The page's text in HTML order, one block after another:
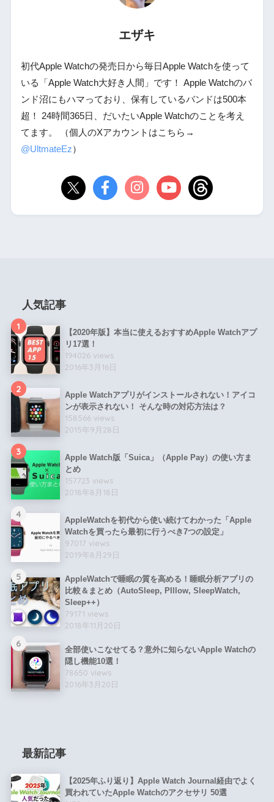
エザキ
初代Apple Watchの発売日から毎日Apple Watchを使って
いる「Apple Watch大好き人間」です！ Apple Watchのバ
ンド沼にもハマっており、保有しているバンドは500本
超！ 24時間365日、だいたいApple Watchのことを考え
てます。 （個人のXアカウントはこちら→
@UltmateEz）
人気記事
1
【2020年版】本当に使えるおすすめApple Watchアプ
リ17選！
194026 views
2016年3月16日
2
Apple Watchアプリがインストールされない！アイコ
ンが表示されない！ そんな時の対応方法は？
158566 views
2015年9月28日
3
Apple Watch版「Suica」（Apple Pay）の使い方ま
とめ
157723 views
2018年8月18日
4
AppleWatchを初代から使い続けてわかった「Apple
Watchを買ったら最初に行うべき7つの設定」
97017 views
2019年8月29日
5
AppleWatchで睡眠の質を高める！睡眠分析アプリの
比較＆まとめ（AutoSleep, PIllow, SleepWatch,
Sleep++）
79171 views
2018年11月20日
6
全部使いこなせてる？意外に知らないApple Watchの
隠し機能10選！
78650 views
2016年3月20日
最新記事
【2025年ふり返り】Apple Watch Journal経由でよく
買われていたApple Watchのアクセサリ 50選